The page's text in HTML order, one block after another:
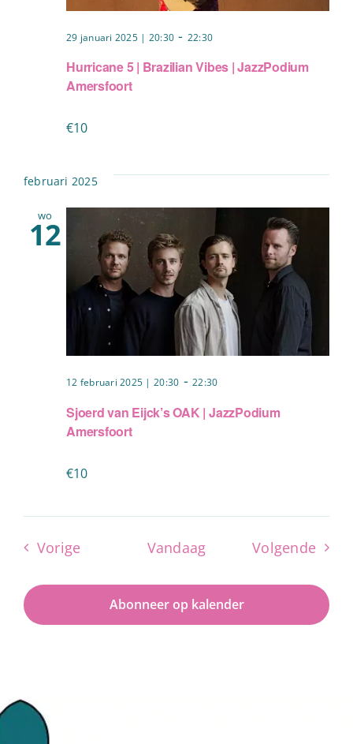
Hurricane 5 | Brazilian Vibes | JazzPodium
Amersfoort
29 januari 2025 | 20:30 - 22:30
€10
februari 2025
wo
12
Sjoerd van Eijck’s OAK | JazzPodium
Amersfoort
12 februari 2025 | 20:30 -22:30
€10
VorigeEvenementenVandaag Volgende
Abonneer op kalender